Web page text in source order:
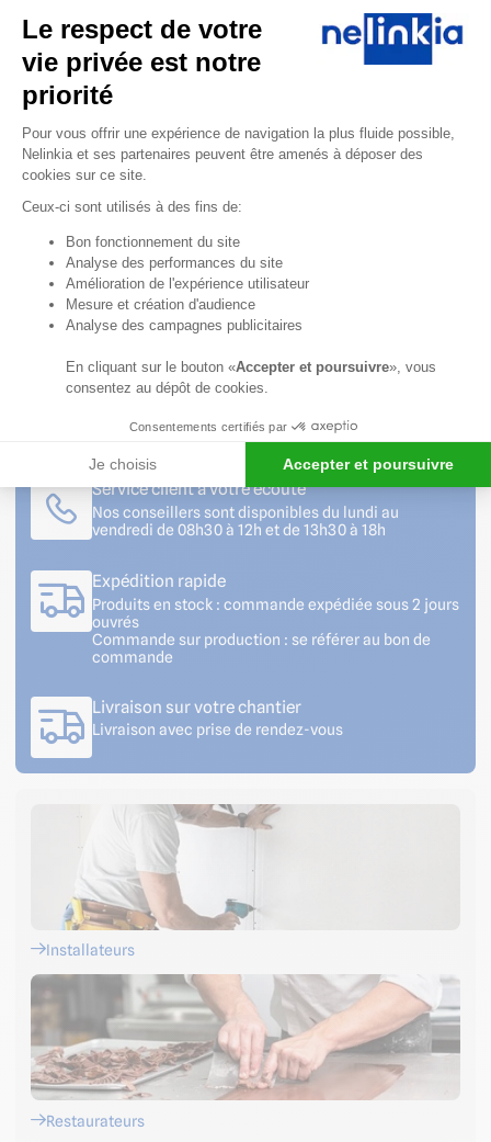
experte Cuisines
Professionnelles &
Agencement est à
votre écoute du lundi
au vendredi de 8h30 à
12h30 et de 13h30 à
18h.
00
Formulaire
de contact
Professionnels ? Créez
bénéficiez d’avantages
Service client à votre écoute
Nos conseillers sont disponibles du lundi au
vendredi de 08h30 à 12h et de 13h30 à 18h
Expédition rapide
Produits en stock : commande expédiée sous 2 jours
ouvrés
Commande sur production : se référer au bon de
commande
Livraison sur votre chantier
Livraison avec prise de rendez-vous
Installateurs
Restaurateurs
Le respect de votre
vie privée est notre
priorité
Plateforme de Gestion du
Pour vous offrir une expérience de navigation la plus fluide possible,
Nelinkia et ses partenaires peuvent être amenés à déposer des
cookies sur ce site.
Ceux-ci sont utilisés à des fins de:
Bon fonctionnement du site
Analyse des performances du site
Amélioration de l'expérience utilisateur
Mesure et création d'audience
Analyse des campagnes publicitaires
En cliquant sur le bouton «Accepter et poursuivre», vous
consentez au dépôt de cookies.
Consentements certifiés par
Je choisis Accepter et poursuivre
Axeptio consent